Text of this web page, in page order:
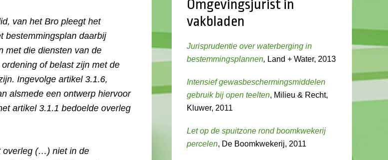
van het Bro pleegt het
bestemmingsplan daarbij
met die diensten van de
of belast zijn met de
Ingevolge artikel 3.1.6,
alsmede een ontwerp hiervoor
artikel 3.1.1 bedoelde overleg
overleg (…) niet in de
Omgevingsjurist in
vakbladen
Jurisprudentie over waterberging in
bestemmingsplannen, Land + Water, 2013
Intensief gewasbeschermingsmiddelen
gebruik bij open teelten, Milieu & Recht,
Kluwer, 2011
Let op de spuitzone rond boomkwekerij
percelen, De Boomkwekerij, 2011